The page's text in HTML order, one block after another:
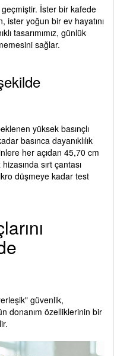
geçmiştir. İster bir kafede
ister yoğun bir ev hayatını
tasarımımız, günlük
sağlar.
yüksek basınçlı
basınca dayanıklılık
her açıdan 45,70 cm
sırt çantası
düşmeye kadar test
güvenlik,
donanım özelliklerinin bir